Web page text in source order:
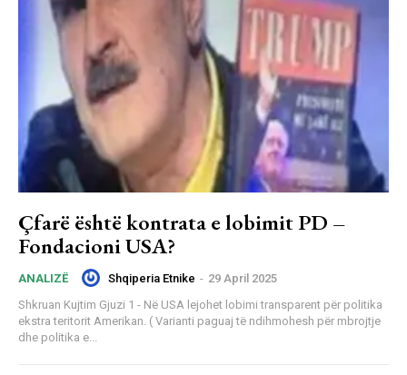
Çfarë është kontrata e lobimit PD –
Fondacioni USA?
ANALIZË Shqiperia Etnike - 29 April 2025
Shkruan Kujtim Gjuzi 1 - Në USA lejohet lobimi transparent për politika
ekstra teritorit Amerikan. ( Varianti paguaj të ndihmohesh për mbrojtje
dhe politika e...